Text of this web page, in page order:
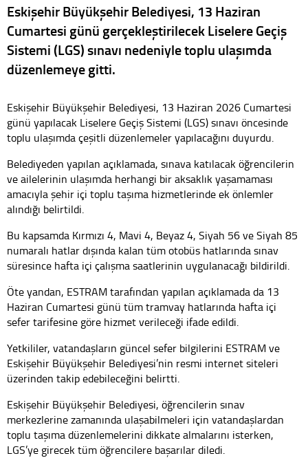
Eskişehir Büyükşehir Belediyesi, 13 Haziran
Cumartesi günü gerçekleştirilecek Liselere Geçiş
Sistemi (LGS) sınavı nedeniyle toplu ulaşımda
düzenlemeye gitti.
Eskişehir Büyükşehir Belediyesi, 13 Haziran 2026 Cumartesi
günü yapılacak Liselere Geçiş Sistemi (LGS) sınavı öncesinde
toplu ulaşımda çeşitli düzenlemeler yapılacağını duyurdu.
Belediyeden yapılan açıklamada, sınava katılacak öğrencilerin
ve ailelerinin ulaşımda herhangi bir aksaklık yaşamaması
amacıyla şehir içi toplu taşıma hizmetlerinde ek önlemler
alındığı belirtildi.
Bu kapsamda Kırmızı 4, Mavi 4, Beyaz 4, Siyah 56 ve Siyah 85
numaralı hatlar dışında kalan tüm otobüs hatlarında sınav
süresince hafta içi çalışma saatlerinin uygulanacağı bildirildi.
Öte yandan, ESTRAM tarafından yapılan açıklamada da 13
Haziran Cumartesi günü tüm tramvay hatlarında hafta içi
sefer tarifesine göre hizmet verileceği ifade edildi.
Yetkililer, vatandaşların güncel sefer bilgilerini ESTRAM ve
Eskişehir Büyükşehir Belediyesi’nin resmi internet siteleri
üzerinden takip edebileceğini belirtti.
Eskişehir Büyükşehir Belediyesi, öğrencilerin sınav
merkezlerine zamanında ulaşabilmeleri için vatandaşlardan
toplu taşıma düzenlemelerini dikkate almalarını isterken,
LGS’ye girecek tüm öğrencilere başarılar diledi.